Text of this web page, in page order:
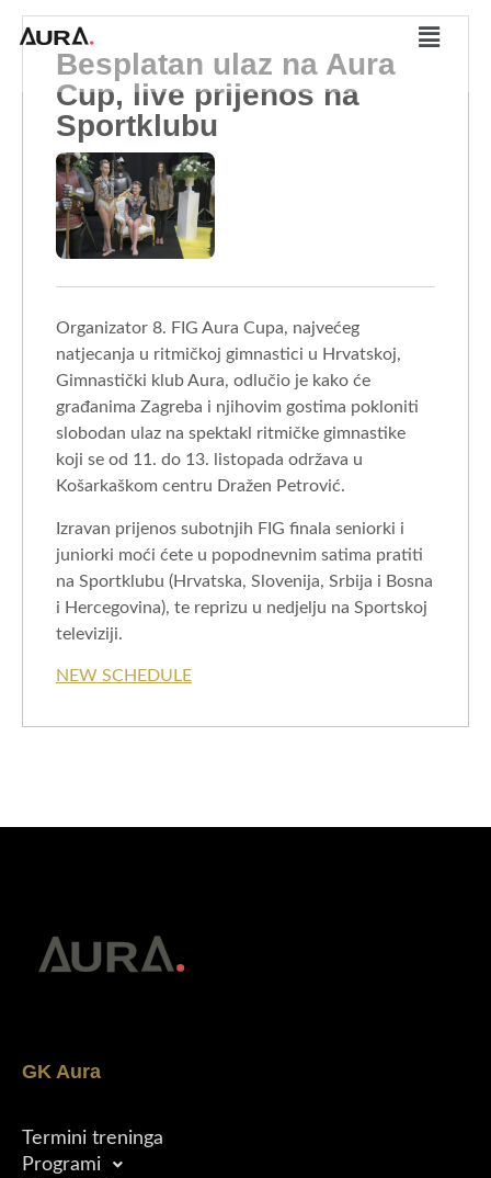
Besplatan ulaz na Aura
Cup, live prijenos na
Sportklubu
Organizator 8. FIG Aura Cupa, najvećeg
natjecanja u ritmičkoj gimnastici u Hrvatskoj,
Gimnastički klub Aura, odlučio je kako će
građanima Zagreba i njihovim gostima pokloniti
slobodan ulaz na spektakl ritmičke gimnastike
koji se od 11. do 13. listopada održava u
Košarkaškom centru Dražen Petrović.
Izravan prijenos subotnjih FIG finala seniorki i
juniorki moći ćete u popodnevnim satima pratiti
na Sportklubu (Hrvatska, Slovenija, Srbija i Bosna
i Hercegovina), te reprizu u nedjelju na Sportskoj
televiziji.
NEW SCHEDULE
GK Aura
Termini treninga
Programi